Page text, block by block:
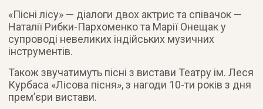
«Пісні лісу» — діалоги двох актрис та співачок —
Наталії Рибки-Пархоменко та Марії Онещак у
супроводі невеликих індійських музичних
інструментів.
Також звучатимуть пісні з вистави Театру ім. Леся
Курбаса «Лісова пісня», з нагоди 10-ти років з дня
прем’єри вистави.